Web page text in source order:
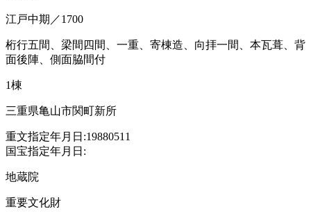
江戸中期／1700
桁行五間、梁間四間、一重、寄棟造、向拝一間、本瓦葺、背
面後陣、側面脇間付
1棟
三重県亀山市関町新所
重文指定年月日:19880511
国宝指定年月日:
地蔵院
重要文化財